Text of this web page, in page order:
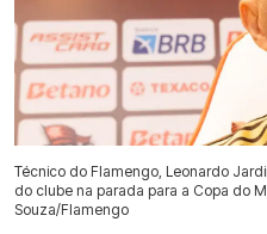
Técnico do Flamengo, Leonardo
do clube na parada para a Copa do
Souza/Flamengo